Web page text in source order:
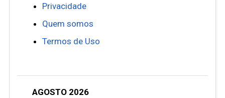
Privacidade
Quem somos
Termos de Uso
AGOSTO 2026